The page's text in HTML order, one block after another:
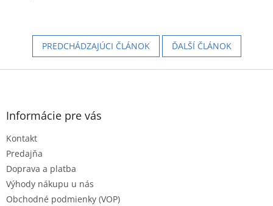
PREDCHÁDZAJÚCI ČLÁNOK ĎALŠÍ ČLÁNOK
Z
Informácie pre vás
Kontakt
Predajňa
Doprava a platba
Výhody nákupu u nás
Obchodné podmienky (VOP)